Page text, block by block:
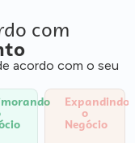
com
acordo com o seu
Expandindo
o
Negócio